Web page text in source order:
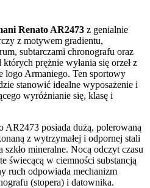
Renato AR2473 z genialnie
z motywem gradientu,
subtarczami chronografu oraz
prężnie wyłania się orzeł z
logo Armaniego. Ten sportowy
stanowić idealne wyposażenie i
wyróżnianie się, klasę i
posiada dużą, polerowaną
z wytrzymałej i odpornej stali
szkło mineralne. Nocą odczyt czasu
świecącą w ciemności substancją
ruch odpowiada mechanizm
(stopera) i datownika.